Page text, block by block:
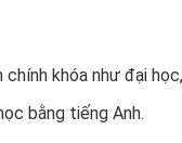
khóa như đại
bằng tiếng Anh.